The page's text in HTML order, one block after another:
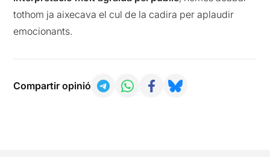
tothom ja aixecava el cul de la cadira per aplaudir
emocionants.
Compartir opinió